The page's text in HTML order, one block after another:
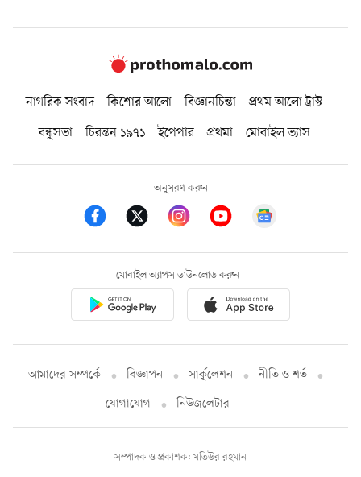
নাগরিক সংবাদ কিশোর আলো বিজ্ঞানচিন্তা
প্রথম আলো ট্রাস্ট
বন্ধুসভা
চিরন্তন ১৯৭১ ইপেপার প্রথমা মোবাইল ভ্যাস
অনুসরণ করুন
মোবাইল অ্যাপস ডাউনলোড করুন
আমাদের সম্পর্কে বিজ্ঞাপন সার্কুলেশন
নীতি ও শর্ত
যোগাযোগ
নিউজলেটার
সম্পাদক ও প্রকাশক: মতিউর রহমান